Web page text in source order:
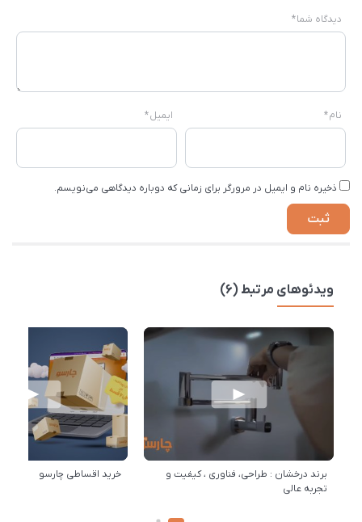
دیدگاه شما*
نام* ایمیل*
ذخیره نام و ایمیل در مرورگر برای زمانی که دوباره دیدگاهی می‌نویسم.
ویدئوهای مرتبط (6)
برند درخشان : طراحی، فناوری ، کیفیت و
تجربه عالی
خرید اقساطی چارسو